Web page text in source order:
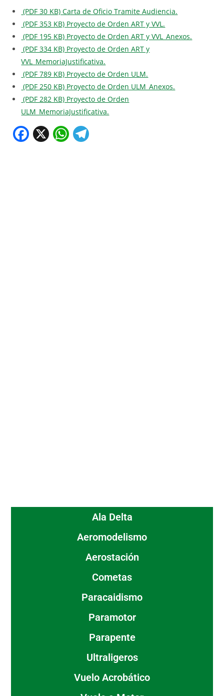
(PDF 30 KB) Carta de Oficio Tramite Audiencia.
(PDF 353 KB) Proyecto de Orden ART y VVL.
(PDF 195 KB) Proyecto de Orden ART y VVL_Anexos.
(PDF 334 KB) Proyecto de Orden ART y
VVL_MemoriaJustificativa.
(PDF 789 KB) Proyecto de Orden ULM.
(PDF 250 KB) Proyecto de Orden ULM_Anexos.
(PDF 282 KB) Proyecto de Orden
ULM_MemoriaJustificativa.
F X W
Ala Delta
Aeromodelismo
Aerostación
Cometas
Paracaidismo
Paramotor
Parapente
Ultraligeros
Vuelo Acrobático